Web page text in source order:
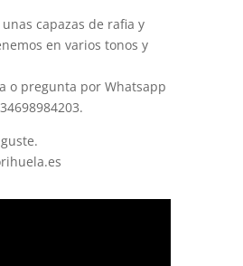
capazas de rafia y
en varios tonos y
o pregunta por Whatsapp